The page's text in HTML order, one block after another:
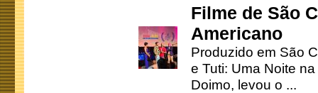
Filme de São
Americano
Produzido em São
e Tuti: Uma Noite
Doimo, levou o ...